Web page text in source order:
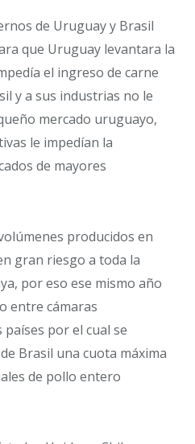
de Uruguay y Brasil
que Uruguay levantara la
el ingreso de carne
y a sus industrias no le
mercado uruguayo,
le impedían la
de mayores
producidos en
gran riesgo a toda la
por eso ese mismo año
entre cámaras
por el cual se
Brasil una cuota máxima
de pollo entero